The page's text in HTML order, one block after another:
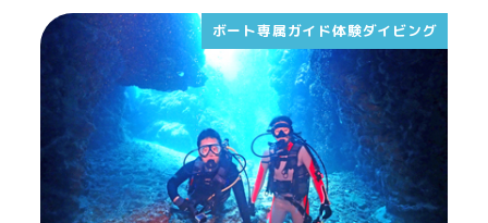
ボート専属ガイド体験ダイビング